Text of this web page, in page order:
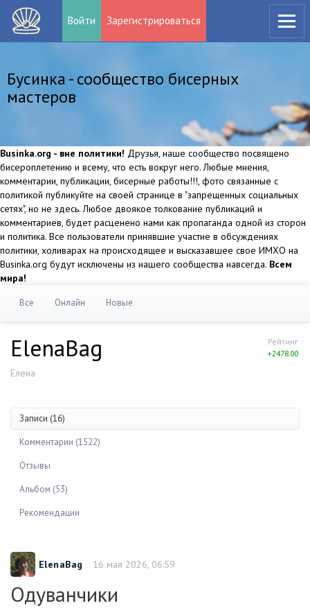
Войти Зарегистрироваться
Бусинка - сообщество бисерных
мастеров
Businka.org - вне политики! Друзья, наше сообщество посвящено
бисероплетению и всему, что есть вокруг него. Любые мнения,
комментарии, публикации, бисерные работы!!!, фото связанные с
политикой публикуйте на своей странице в "запрещенных социальных
сетях", но не здесь. Любое двоякое толкование публикаций и
комментариев, будет расценено нами как пропаганда одной из сторон
и политика. Все пользователи принявшие участие в обсуждениях
политики, холиварах на происходящее и высказавшее свое ИМХО на
Businka.org будут исключены из нашего сообщества навсегда. Всем
мира!
Все Онлайн Новые
Рейтинг
+2478.00
ElenaBag
Елена
Записи (16)
Комментарии (1522)
Отзывы
Альбом (53)
Рекомендации
ElenaBag 16 мая 2026, 06:59
Одуванчики